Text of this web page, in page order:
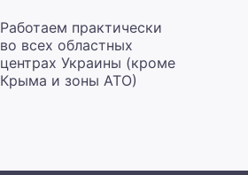
Работаем практически
во всех областных
центрах Украины (кроме
Крыма и зоны АТО)